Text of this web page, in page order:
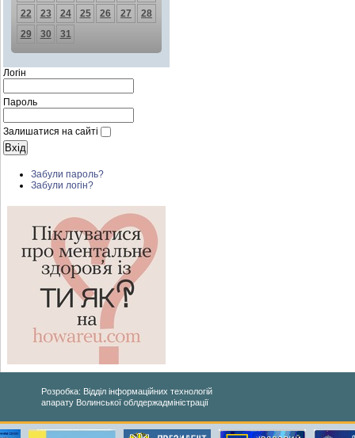
22
23 24 25 26 27
28
29
30 31
Логін
Пароль
Залишатися на сайті
Забули пароль?
Забули логін?
Розробка: Відділ інформаційних технологій
апарату Волинської облдержадміністрації